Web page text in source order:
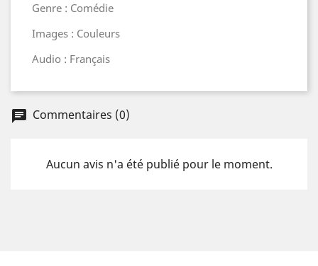
Genre : Comédie
Images : Couleurs
Audio : Français
Commentaires (0)
Aucun avis n'a été publié pour le moment.